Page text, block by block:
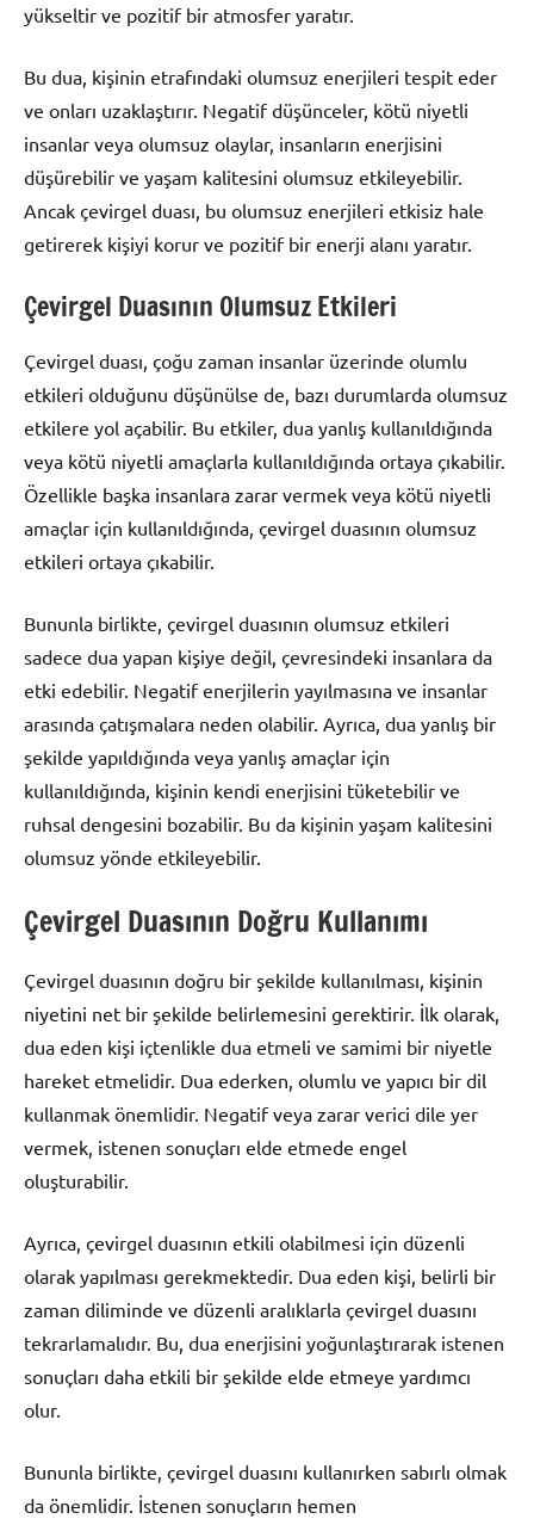
yükseltir ve pozitif bir atmosfer yaratır.
Bu dua, kişinin etrafındaki olumsuz enerjileri tespit eder
ve onları uzaklaştırır. Negatif düşünceler, kötü niyetli
insanlar veya olumsuz olaylar, insanların enerjisini
düşürebilir ve yaşam kalitesini olumsuz etkileyebilir.
Ancak çevirgel duası, bu olumsuz enerjileri etkisiz hale
getirerek kişiyi korur ve pozitif bir enerji alanı yaratır.
Çevirgel Duasının Olumsuz Etkileri
Çevirgel duası, çoğu zaman insanlar üzerinde olumlu
etkileri olduğunu düşünülse de, bazı durumlarda olumsuz
etkilere yol açabilir. Bu etkiler, dua yanlış kullanıldığında
veya kötü niyetli amaçlarla kullanıldığında ortaya çıkabilir.
Özellikle başka insanlara zarar vermek veya kötü niyetli
amaçlar için kullanıldığında, çevirgel duasının olumsuz
etkileri ortaya çıkabilir.
Bununla birlikte, çevirgel duasının olumsuz etkileri
sadece dua yapan kişiye değil, çevresindeki insanlara da
etki edebilir. Negatif enerjilerin yayılmasına ve insanlar
arasında çatışmalara neden olabilir. Ayrıca, dua yanlış bir
şekilde yapıldığında veya yanlış amaçlar için
kullanıldığında, kişinin kendi enerjisini tüketebilir ve
ruhsal dengesini bozabilir. Bu da kişinin yaşam kalitesini
olumsuz yönde etkileyebilir.
Çevirgel Duasının Doğru Kullanımı
Çevirgel duasının doğru bir şekilde kullanılması, kişinin
niyetini net bir şekilde belirlemesini gerektirir. İlk olarak,
dua eden kişi içtenlikle dua etmeli ve samimi bir niyetle
hareket etmelidir. Dua ederken, olumlu ve yapıcı bir dil
kullanmak önemlidir. Negatif veya zarar verici dile yer
vermek, istenen sonuçları elde etmede engel
oluşturabilir.
Ayrıca, çevirgel duasının etkili olabilmesi için düzenli
olarak yapılması gerekmektedir. Dua eden kişi, belirli bir
zaman diliminde ve düzenli aralıklarla çevirgel duasını
tekrarlamalıdır. Bu, dua enerjisini yoğunlaştırarak istenen
sonuçları daha etkili bir şekilde elde etmeye yardımcı
olur.
Bununla birlikte, çevirgel duasını kullanırken sabırlı olmak
da önemlidir. İstenen sonuçların hemen